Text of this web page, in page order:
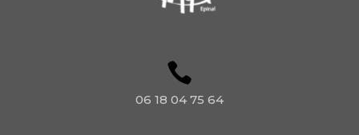
06 18 04 75 64